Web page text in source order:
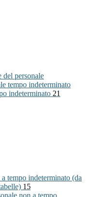
del personale
tempo indeterminato
indeterminato 21
tempo indeterminato (da
15